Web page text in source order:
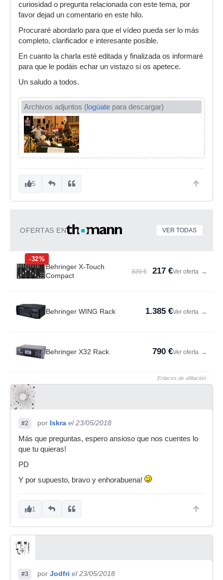
curiosidad o pregunta relacionada con este tema, por
favor dejad un comentario en este hilo.
Procuraré abordarlo para que el vídeo pueda ser lo más
completo, clarificador e interesante posible.
En cuanto la charla esté editada y finalizada os informaré
para que le podáis echar un vistazo si os apetece.
Un saludo a todos.
Archivos adjuntos (logúate para descargar)
5
OFERTAS EN VER TODAS
-32%
Behringer X-Touch
Compact
320 € 217 €Ver oferta →
Behringer WING Rack 1.385 €Ver oferta →
Behringer X32 Rack 790 €Ver oferta →
Enlaces de afiliación
#2 por Iskra el 23/05/2018
Más que preguntas, espero ansioso que nos cuentes lo
que tu quieras!
PD
Y por supuesto, bravo y enhorabuena!
1
#3 por Jodfri el 23/05/2018